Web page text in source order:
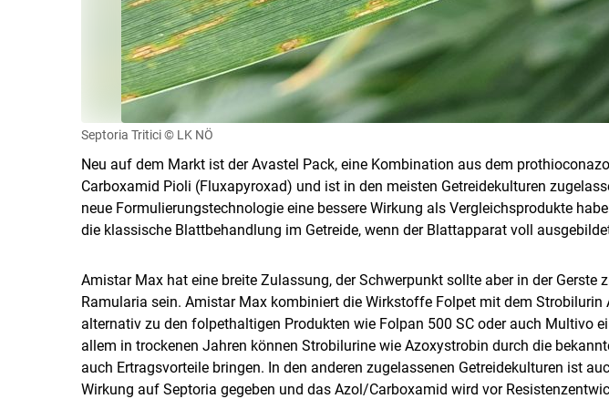
Septoria Tritici © LK NÖ
Neu auf dem Markt ist der Avastel Pack, eine Kombination aus dem
Carboxamid Pioli (Fluxapyroxad) und ist in den meisten Getreidekulturen
neue Formulierungstechnologie eine bessere Wirkung als Vergleichsprodukte
die klassische Blattbehandlung im Getreide, wenn der Blattapparat voll
Amistar Max hat eine breite Zulassung, der Schwerpunkt sollte aber in der Gerste
Ramularia sein. Amistar Max kombiniert die Wirkstoffe Folpet mit dem Strobilurin
alternativ zu den folpethaltigen Produkten wie Folpan 500 SC oder auch Multivo
allem in trockenen Jahren können Strobilurine wie Azoxystrobin durch die
auch Ertragsvorteile bringen. In den anderen zugelassenen Getreidekulturen ist
Wirkung auf Septoria gegeben und das Azol/Carboxamid wird vor